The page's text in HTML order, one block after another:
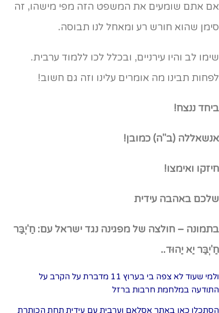
אם אתם שומעים את המשפט הזה מפי מישהו, זה
סימן שהוא חורש רע ומאחל לנו תבוסה.
שימו לב והיו עירניים, ובכלל לכו ללמוד ערבית.
לפחות תבינו מה אומרים עלינו וזה גם חשוב!
ביחד ננצח!
אנשאללה (ב"ה) כמובן!
חיזקו ואימצו!
שלכם באהבה עידית
בתמונה – חולצה של מפגינה נגד ישראל עם: חַ'יְבַּר
חַ'יְבַּר יַא יַהוּד..
ולמי שעוד לא צפה בי בערוץ 11 מדברת על הקרב על
התודעה במלחמת חרבות ברזל
הסתכלו כאן באתר אסלאם וערבית עם עידית תחת הכותרת